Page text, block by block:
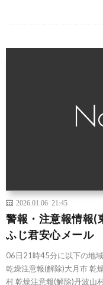
2026.01.06 21:45
警報・注意報情報(
ふじ君安心メール
06日21時45分に以下の地
乾燥注意報(解除)大月市 乾
村 乾燥注意報(解除)丹波山